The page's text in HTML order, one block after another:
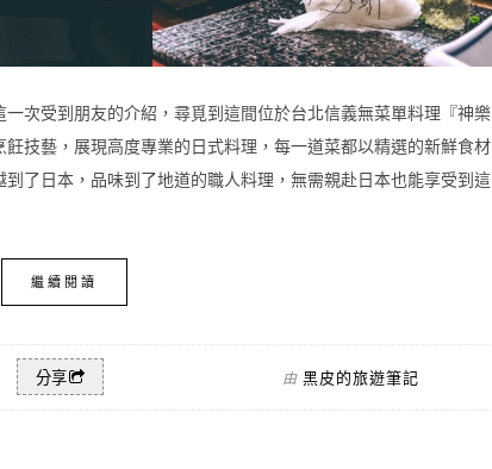
次受到朋友的介紹，尋覓到這間位於台北信義無菜單料理『神樂
技藝，展現高度專業的日式料理，每一道菜都以精選的新鮮食材
了日本，品味到了地道的職人料理，無需親赴日本也能享受到這
繼續閱讀
分享 由 黑皮的旅遊筆記